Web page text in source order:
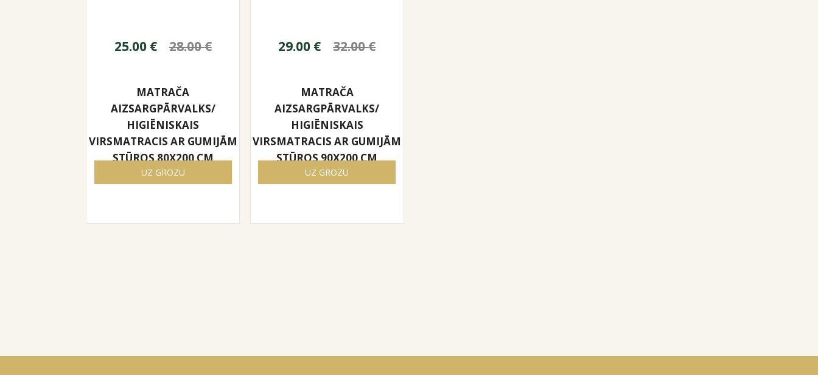
25.00 € 28.00€
MATRAČA
AIZSARGPĀRVALKS/
HIGIĒNISKAIS
VIRSMATRACIS AR GUMIJĀM
STŪROS 80X200 CM
UZ GROZU
29.00 € 32.00€
MATRAČA
AIZSARGPĀRVALKS/
HIGIĒNISKAIS
VIRSMATRACIS AR GUMIJĀM
STŪROS 90X200 CM
UZ GROZU